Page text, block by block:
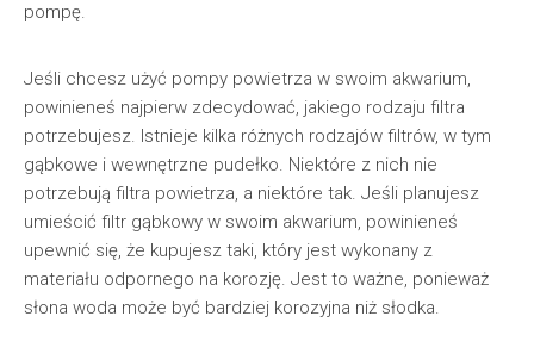
pompę.
Jeśli chcesz użyć pompy powietrza w swoim akwarium,
powinieneś najpierw zdecydować, jakiego rodzaju filtra
potrzebujesz. Istnieje kilka różnych rodzajów filtrów, w tym
gąbkowe i wewnętrzne pudełko. Niektóre z nich nie
potrzebują filtra powietrza, a niektóre tak. Jeśli planujesz
umieścić filtr gąbkowy w swoim akwarium, powinieneś
upewnić się, że kupujesz taki, który jest wykonany z
materiału odpornego na korozję. Jest to ważne, ponieważ
słona woda może być bardziej korozyjna niż słodka.